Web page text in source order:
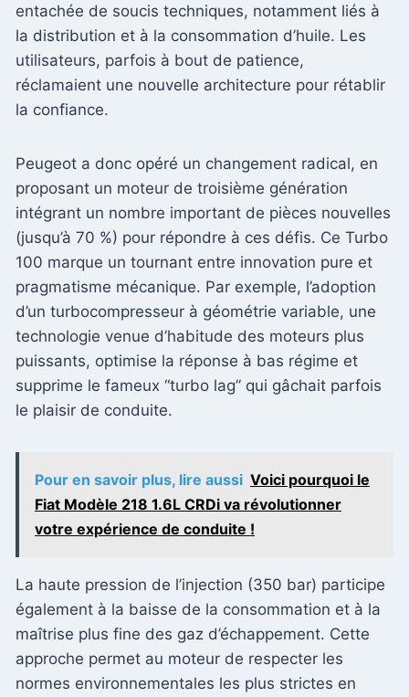
entachée de soucis techniques, notamment liés à
la distribution et à la consommation d’huile. Les
utilisateurs, parfois à bout de patience,
réclamaient une nouvelle architecture pour rétablir
la confiance.
Peugeot a donc opéré un changement radical, en
proposant un moteur de troisième génération
intégrant un nombre important de pièces nouvelles
(jusqu’à 70 %) pour répondre à ces défis. Ce Turbo
100 marque un tournant entre innovation pure et
pragmatisme mécanique. Par exemple, l’adoption
d’un turbocompresseur à géométrie variable, une
technologie venue d’habitude des moteurs plus
puissants, optimise la réponse à bas régime et
supprime le fameux “turbo lag” qui gâchait parfois
le plaisir de conduite.
Pour en savoir plus, lire aussi Voici pourquoi le
Fiat Modèle 218 1.6L CRDi va révolutionner
votre expérience de conduite !
La haute pression de l’injection (350 bar) participe
également à la baisse de la consommation et à la
maîtrise plus fine des gaz d’échappement. Cette
approche permet au moteur de respecter les
normes environnementales les plus strictes en